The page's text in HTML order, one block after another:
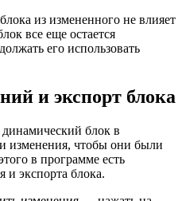
из измененного не влияет
все еще остается
его использовать
и экспорт блока
блок в
изменения, чтобы они были
в программе есть
и экспорта блока.